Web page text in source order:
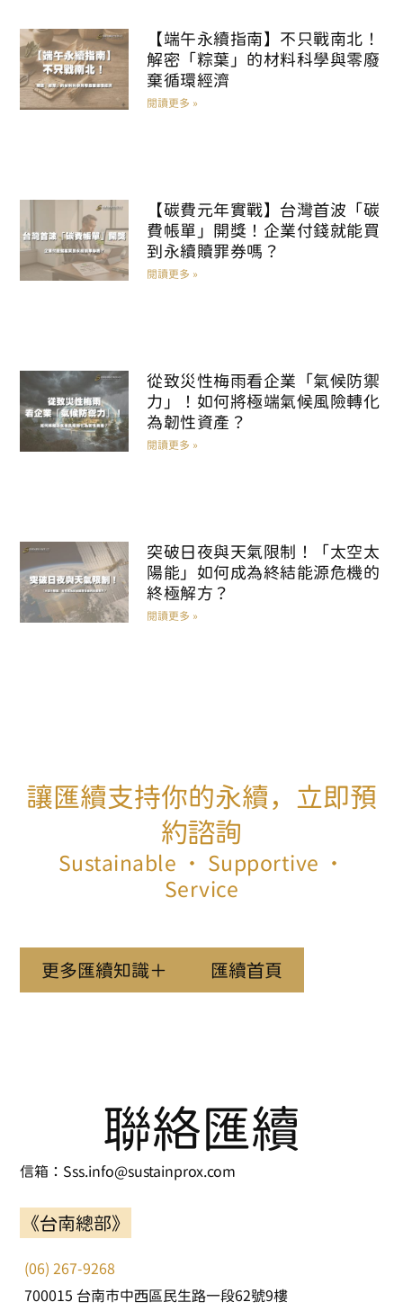
【端午永續指南】不只戰南北！
解密「粽葉」的材料科學與零廢
棄循環經濟
閱讀更多 »
【碳費元年實戰】台灣首波「碳
費帳單」開獎！企業付錢就能買
到永續贖罪券嗎？
閱讀更多 »
從致災性梅雨看企業「氣候防禦
力」！如何將極端氣候風險轉化
為韌性資產？
閱讀更多 »
突破日夜與天氣限制！「太空太
陽能」如何成為終結能源危機的
終極解方？
閱讀更多 »
讓匯續支持你的永續，立即預
約諮詢
Sustainable ‧ Supportive ‧
Service
更多匯續知識＋ 匯續首頁
聯絡匯續
信箱：Sss.info@sustainprox.com
《台南總部》
(06) 267-9268
700015 台南市中西區民生路一段62號9樓